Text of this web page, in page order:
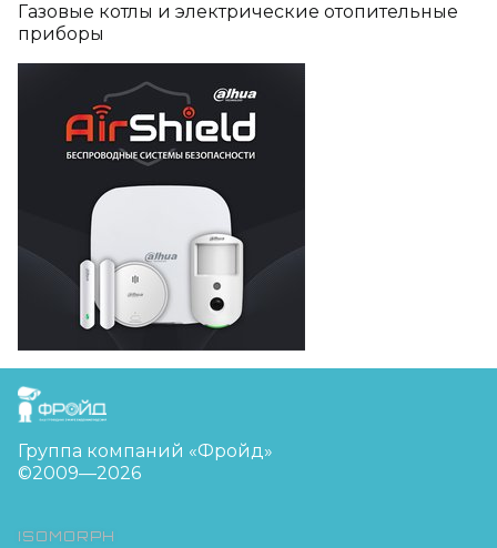
Газовые котлы и электрические отопительные
приборы
FreudGroup
Группа компаний «Фройд»
©2009—2026
ISOMORPH